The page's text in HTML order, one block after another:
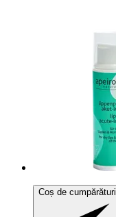
Coș de cumpărături